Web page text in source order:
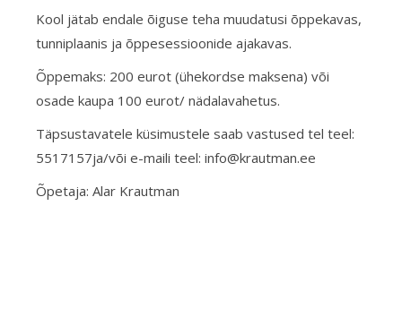
Kool jätab endale õiguse teha muudatusi õppekavas,
tunniplaanis ja õppesessioonide ajakavas.
Õppemaks: 200 eurot (ühekordse maksena) või
osade kaupa 100 eurot/ nädalavahetus.
Täpsustavatele küsimustele saab vastused tel teel:
5517157ja/või e-maili teel: info@krautman.ee
Õpetaja: Alar Krautman